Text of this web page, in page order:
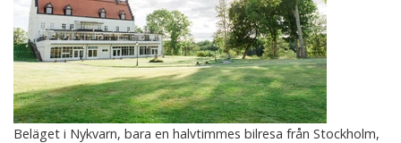
Beläget i Nykvarn, bara en halvtimmes bilresa från Stockholm,